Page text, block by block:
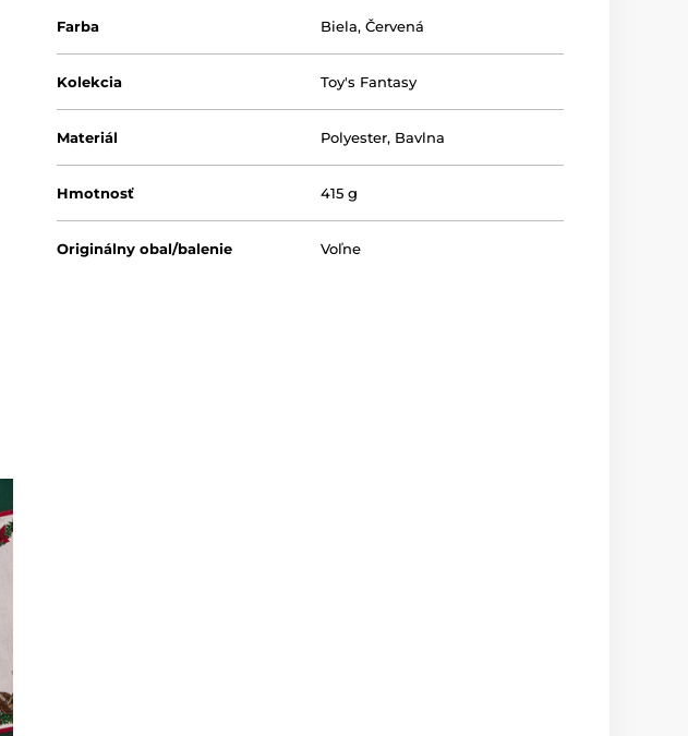
Farba Biela,Červená
Kolekcia Toy's Fantasy
Materiál Polyester, Bavlna
Hmotnosť 415 g
Originálny obal/balenie Voľne